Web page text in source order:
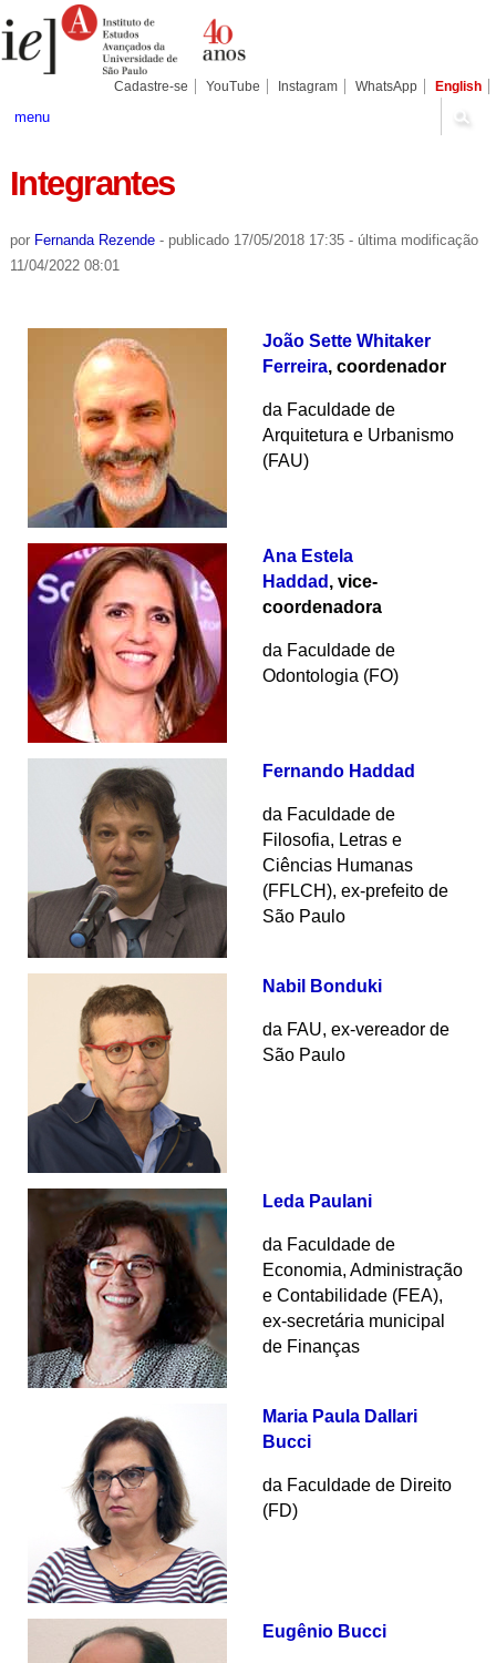
para
conteúdo.
Pessoais
Cadastre-se YouTube Instagram WhatsApp English
menu
Integrantes
por Fernanda Rezende - publicado17/05/2018 17:35 - última modificação
11/04/2022 08:01
João Sette Whitaker
Ferreira, coordenador
da Faculdade de
Arquitetura e Urbanismo
(FAU)
Ana Estela
Haddad , vice-
coordenadora
da Faculdade de
Odontologia (FO)
Fernando Haddad
da Faculdade de
Filosofia, Letras e
Ciências Humanas
(FFLCH), ex-prefeito de
São Paulo
Nabil Bonduki
da FAU, ex-vereador de
São Paulo
Leda Paulani
da Faculdade de
Economia, Administração
e Contabilidade (FEA),
ex-secretária municipal
de Finanças
Maria Paula Dallari
Bucci
da Faculdade de Direito
(FD)
Eugênio Bucci